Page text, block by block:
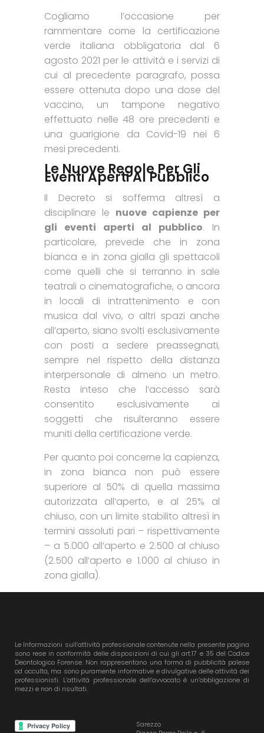
Cogliamo l’occasione per
rammentare come la certificazione
verde italiana obbligatoria dal 6
agosto 2021 per le attività e i servizi di
cui al precedente paragrafo, possa
essere ottenuta dopo una dose del
vaccino, un tampone negativo
effettuato nelle 48 ore precedenti e
una guarigione da Covid-19 nei 6
mesi precedenti.
Le Nuove Regole Per Gli
Eventi Aperti Al Pubblico
Il Decreto si sofferma altresì a
disciplinare le nuove capienze per
gli eventi aperti al pubblico. In
particolare, prevede che in zona
bianca e in zona gialla gli spettacoli
come quelli che si terranno in sale
teatrali o cinematografiche, o ancora
in locali di intrattenimento e con
musica dal vivo, o altri spazi anche
all’aperto, siano svolti esclusivamente
con posti a sedere preassegnati,
sempre nel rispetto della distanza
interpersonale di almeno un metro.
Resta inteso che l’accesso sarà
consentito esclusivamente ai
soggetti che risulteranno essere
muniti della certificazione verde.
Per quanto poi concerne la capienza,
in zona bianca non può essere
superiore al 50% di quella massima
autorizzata all’aperto, e al 25% al
chiuso, con un limite stabilito altresì in
termini assoluti pari – rispettivamente
– a 5.000 all’aperto e 2.500 al chiuso
(2.500 all’aperto e 1.000 al chiuso in
zona gialla).
Le Informazioni sull’attività professionale contenute nella presente pagina
sono rese in conformità delle disposizioni di cui gli art.17 e 35 del Codice
Deontologico Forense. Non rappresentano una forma di pubblicità palese
od occulta, ma sono puramente informative e divulgative delle attività dei
professionisti. L’attività professionale dell’avvocato è un’obbligazione di
mezzi e non di risultati.
Sarezzo